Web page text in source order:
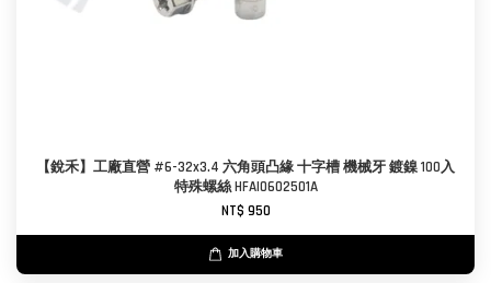
【銳禾】工廠直營 #6-32x3.4 六角頭凸緣 十字槽 機械牙 鍍鎳 100入
特殊螺絲 HFAI0602501A
NT$ 950
加入購物車